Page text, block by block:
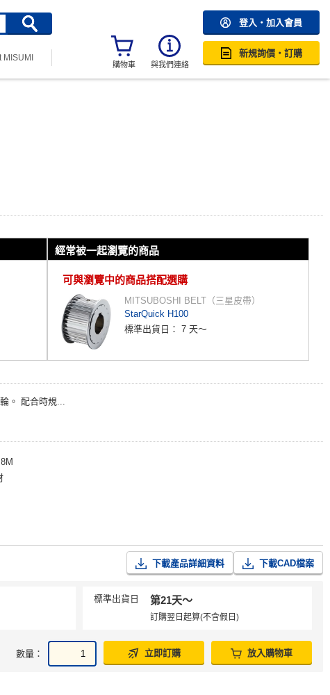
MISUMI
登入・加入會員
購物車 與我們連絡
新規詢價・訂購
經常被一起瀏覽的商品
可與瀏覽中的商品搭配選購
MITSUBOSHI BELT（三星皮帶）
StarQuick H100
標準出貨日： 7 天～
。 配合時規...
下載產品詳細資料 下載CAD檔案
標準出貨日 第21天〜
訂購翌日起算(不含假日)
數量： 立即訂購 放入購物車